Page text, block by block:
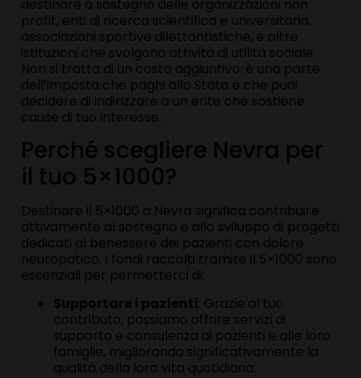
destinare a sostegno delle organizzazioni non
profit, enti di ricerca scientifica e universitaria,
associazioni sportive dilettantistiche, e altre
istituzioni che svolgono attività di utilità sociale.
Non si tratta di un costo aggiuntivo: è una parte
dell’imposta che paghi allo Stato e che puoi
decidere di indirizzare a un ente che sostiene
cause di tuo interesse.
Perché scegliere Nevra per
il tuo 5×1000?
Destinare il 5×1000 a Nevra significa contribuire
attivamente al sostegno e allo sviluppo di progetti
dedicati al benessere dei pazienti con dolore
neuropatico. I fondi raccolti tramite il 5×1000 sono
essenziali per permetterci di:
Supportare i pazienti: Grazie al tuo
contributo, possiamo offrire servizi di
supporto e consulenza ai pazienti e alle loro
famiglie, migliorando significativamente la
qualità della loro vita quotidiana.